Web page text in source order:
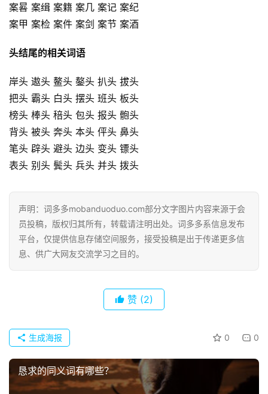
首
页
案晷 案缉 案籍 案几 案记 案纪
案甲 案检 案件 案剑 案节 案酒
头结尾的相关词语
岸头 遨头 鳌头 鏊头 扒头 拔头
把头 霸头 白头 摆头 班头 板头
榜头 棒头 稖头 包头 报头 骲头
背头 被头 奔头 本头 伻头 鼻头
笔头 辟头 避头 边头 变头 镖头
表头 别头 鬓头 兵头 并头 拨头
声明：词多多mobanduoduo.com部分文字图片内容来源于会
员投稿，版权归其所有，转载请注明出处。词多多系信息发布
平台，仅提供信息存储空间服务，接受投稿是出于传递更多信
息、供广大网友交流学习之目的。
赞 (2)
0 0
生成海报
恳求的同义词有哪些？